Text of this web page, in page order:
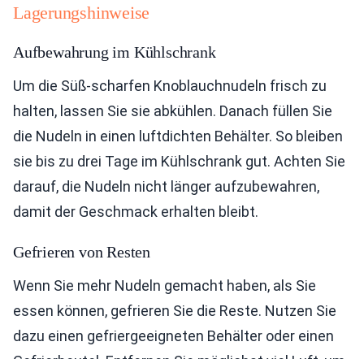
Lagerungshinweise
Aufbewahrung im Kühlschrank
Um die Süß-scharfen Knoblauchnudeln frisch zu
halten, lassen Sie sie abkühlen. Danach füllen Sie
die Nudeln in einen luftdichten Behälter. So bleiben
sie bis zu drei Tage im Kühlschrank gut. Achten Sie
darauf, die Nudeln nicht länger aufzubewahren,
damit der Geschmack erhalten bleibt.
Gefrieren von Resten
Wenn Sie mehr Nudeln gemacht haben, als Sie
essen können, gefrieren Sie die Reste. Nutzen Sie
dazu einen gefriergeeigneten Behälter oder einen